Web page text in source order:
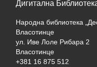
Дигитална
Народна библиотека
Власотинце
ул. Иве Лоле Рибара 2
Власотинце
+381 16 875 512